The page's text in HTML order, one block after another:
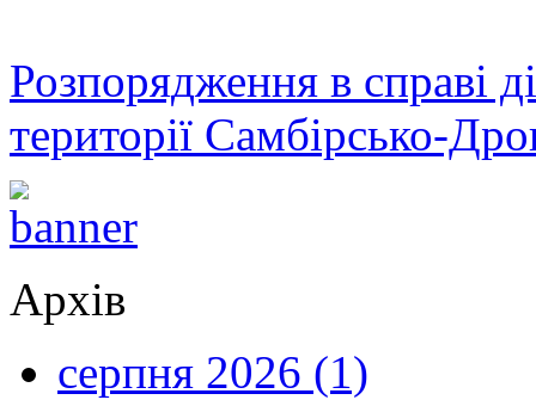
Розпорядження в справі
території Самбірсько-
Архів
серпня 2026 (1)